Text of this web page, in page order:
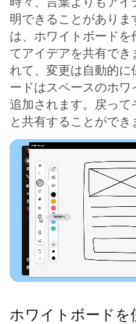
明できることがあり
は、ホワイトボードを
てアイデアを共有で
れて、変更は自動的
ードはスペースのホ
追加されます。戻って
と共有することができ
ホワイトボードを